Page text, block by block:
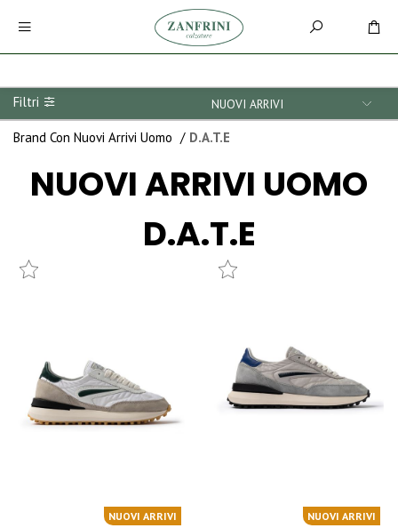
Filtri
Brand Con Nuovi Arrivi Uomo / D.A.T.E
NUOVI ARRIVI UOMO
D.A.T.E
NUOVI ARRIVI NUOVI ARRIVI